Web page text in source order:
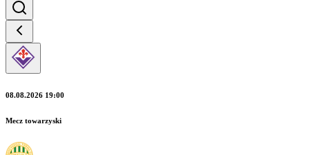
08.08.2026 19:00
Mecz towarzyski